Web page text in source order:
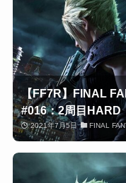
【FF7R】FINAL
#016：2周目HARD
2021年7月5日 FINAL